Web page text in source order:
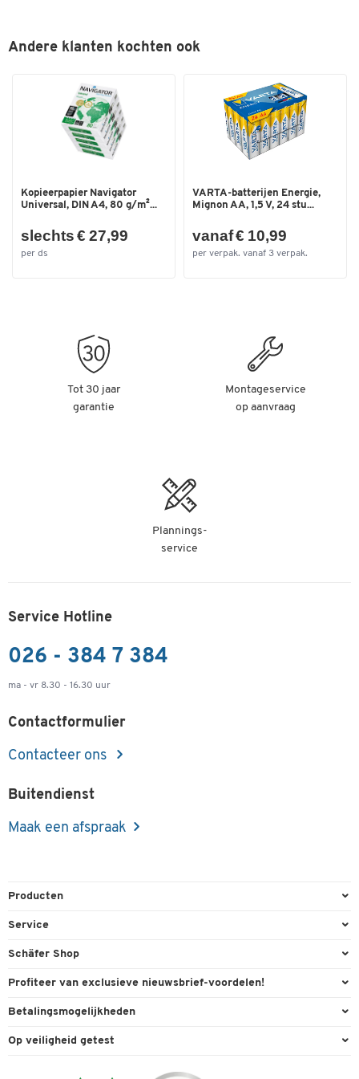
Andere klanten kochten ook
Kopieerpapier Navigator
Universal, DIN A4, 80 g/m²...
slechts € 27,99
per ds
VARTA-batterijen Energie,
Mignon AA, 1,5 V, 24 stu...
vanaf € 10,99
per verpak. vanaf 3 verpak.
Tot 30 jaar
garantie
Montageservice
op aanvraag
Plannings-
service
Service Hotline
026 - 384 7 384
ma - vr 8.30 - 16.30 uur
Contactformulier
Contacteer ons
Buitendienst
Maak een afspraak
Producten
Kantoorbenodigdheden
Milieutechniek
Reiniging & hygiëne
Service
Bestelling herroepen
Inkt & Toner
Schäfer Shop
Algemene voorwaarden
Online catalogi
Profiteer van exclusieve nieuwsbrief-voordelen!
Welkomstgeschenk
Betalingsmogelijkheden
Paypal
Op veiligheid getest